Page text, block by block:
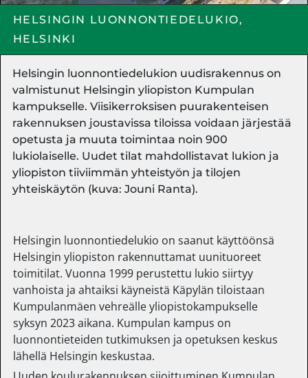
HELSINGIN LUONNONTIEDELUKIO,
HELSINKI
Helsingin luonnontiedelukion uudisrakennus on
valmistunut Helsingin yliopiston Kumpulan
kampukselle. Viisikerroksisen puurakenteisen
rakennuksen joustavissa tiloissa voidaan järjestää
opetusta ja muuta toimintaa noin 900
lukiolaiselle. Uudet tilat mahdollistavat lukion ja
yliopiston tiiviimmän yhteistyön ja tilojen
yhteiskäytön (kuva: Jouni Ranta).
Helsingin luonnontiedelukio on saanut käyttöönsä
Helsingin yliopiston rakennuttamat uunituoreet
toimitilat. Vuonna 1999 perustettu lukio siirtyy
vanhoista ja ahtaiksi käyneistä Käpylän tiloistaan
Kumpulanmäen vehreälle yliopistokampukselle
syksyn 2023 aikana. Kumpulan kampus on
luonnontieteiden tutkimuksen ja opetuksen keskus
lähellä Helsingin keskustaa.